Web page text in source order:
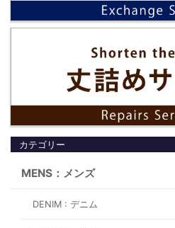
カテゴリー
MENS：メンズ
DENIM : デニム